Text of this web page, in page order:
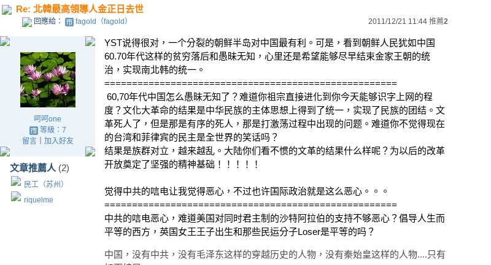
Re: 北韓最高領導人金正日去世
回應給： fagold（fagold） 2011/12/21 11:44 推薦2
呵呵one
等級：7
留言｜ 加入好友
文章推薦人 (2)
民工（苏州）
riquelme
YST说得很对，一个分裂的朝鲜半岛对中国最有利。可是，看到朝鲜人民犹如中国
60.70年代这样的贫穷落后和愚昧无知，心里还是希望能够尽早结束金家王朝的统
治，实现南北韩的统一。
=====================================================
60,70年代中国怎么愚昧无知了？难道你祖宗直接进化到你今天能够识字上网的程
度？文化大革命的结果是中华民族的主体思想上得到了统一，实现了民族的团结。文
革死人了，但是那是有序的死人，那是打激荡过程中出现的问题。难道你不觉得现在
的台湾和菲律宾的民主是全世界的笑话吗？
结果是族群对立，越来越乱。大陆你们看不惯的文革的结果什么样呢？为以后的改革
开放奠定了坚强的精神基础！！！！！
觉得中共的唁电让我觉得恶心，不过也许国际政治就是这么恶心。。。
=====================================================
中共的唁电恶心，难道美国对同时君主制的沙特阿拉伯的支持不够恶心？倡导人生而
平等的西方，英国女王王子出生和那些民运分子Loser是平等的吗？
中国，没有中共，没有毛泽东这样的穿越历史的人物，没有秦始皇这样的人物....只有